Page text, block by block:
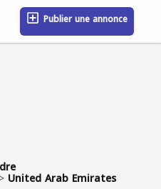
Publier une annonce
Se connecter / S'inscrire
> United Arab Emirates